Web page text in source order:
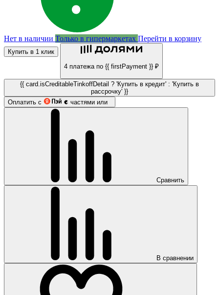
Нет в наличии Только в гипермаркетах Перейти в корзину
Купить в 1 клик
4 платежа по {{ firstPayment }} ₽
{{ card.isCreditableTinkoffDetail ? 'Купить в кредит' : 'Купить в
рассрочку' }}
Оплатить с
частями или
Сравнить
В сравнении